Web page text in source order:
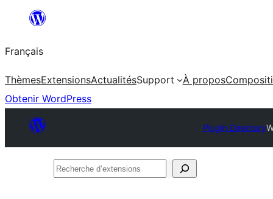
contenu
Français
ThèmesExtensionsActualitésSupport À propos
Obtenir WordPress
Plugin Directory
Recherche